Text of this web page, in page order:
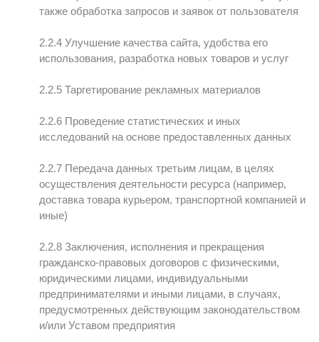
также обработка запросов и заявок от пользователя
2.2.4 Улучшение качества сайта, удобства его
использования, разработка новых товаров и услуг
2.2.5 Таргетирование рекламных материалов
2.2.6 Проведение статистических и иных
исследований на основе предоставленных данных
2.2.7 Передача данных третьим лицам, в целях
осуществления деятельности ресурса (например,
доставка товара курьером, транспортной компанией и
иные)
2.2.8 Заключения, исполнения и прекращения
гражданско-правовых договоров с физическими,
юридическими лицами, индивидуальными
предпринимателями и иными лицами, в случаях,
предусмотренных действующим законодательством
и/или Уставом предприятия